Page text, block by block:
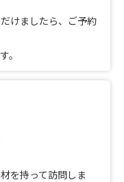
けましたら、ご予約
。
を持って訪問しま